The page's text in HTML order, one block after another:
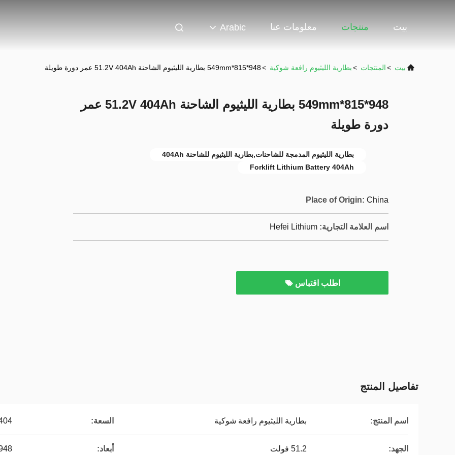
بيت منتجات معلومات عنا Arabic
بيت >المنتجات >بطارية الليثيوم رافعة شوكية >948*815*549mm بطارية الليثيوم الشاحنة 51.2V 404Ah عمر دورة طويلة
948*815*549mm بطارية الليثيوم الشاحنة 51.2V 404Ah عمر
دورة طويلة
بطارية الليثيوم المدمجة للشاحنات,بطارية الليثيوم للشاحنة 404Ah
Forklift Lithium Battery 404Ah
Place of Origin: China
اسم العلامة التجارية: Hefei Lithium
اطلب اقتباس
تفاصيل المنتج
اسم المنتج: بطارية الليثيوم رافعة شوكية السعة: 404
الجهد: 51.2 فولت أبعاد: